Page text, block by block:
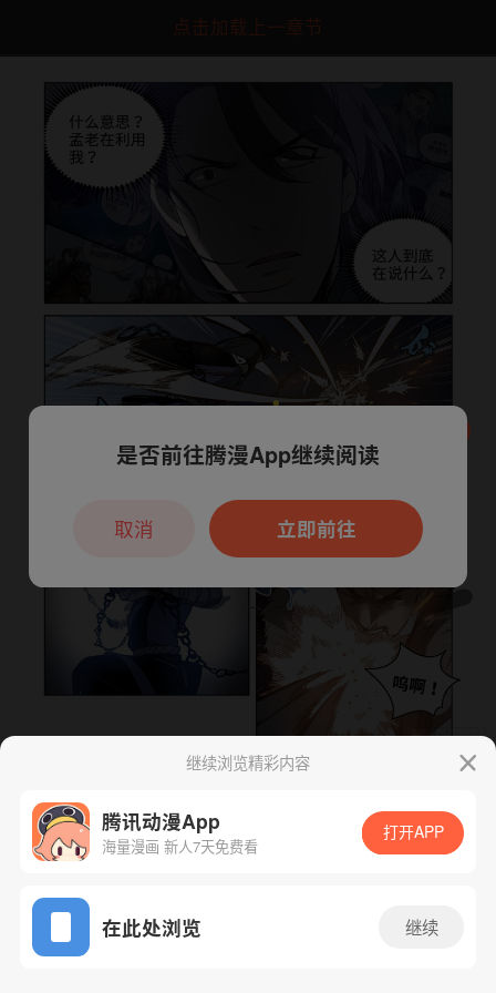
点击加载上一章节
App免费看
下一话 腾漫App免费看
继续浏览精彩内容
腾讯动漫App
海量漫画 新人7天免费看
打开APP
在此处浏览 继续
本章节仅支持App阅读，可打开App新用
户7天免费看
是否前往腾漫App继续阅读
立即前往
取消